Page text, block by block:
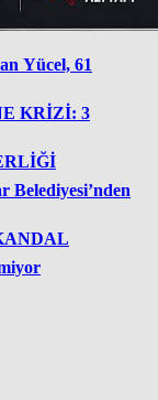
Yücel, 61
KRİZİ: 3
Belediyesi’nden